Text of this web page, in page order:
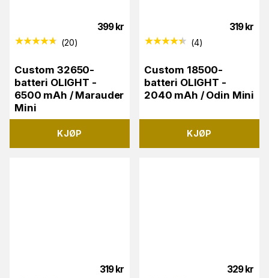
399 kr
(20)
Custom 32650-
batteri OLIGHT -
6500 mAh / Marauder
Mini
KJØP
319 kr
(4)
Custom 18500-
batteri OLIGHT -
2040 mAh / Odin Mini
KJØP
319 kr 329 kr